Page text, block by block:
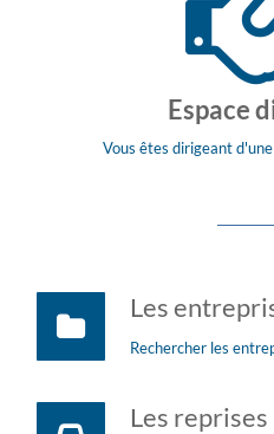
Espace
Vous êtes dirigeant
Les
Rechercher les
Les reprises